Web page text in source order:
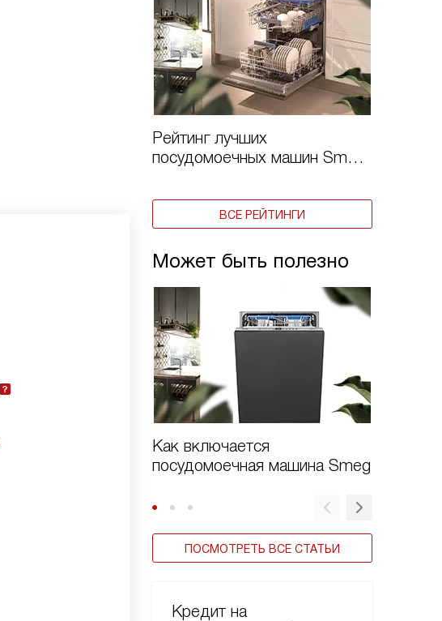
Рейтинг лучших
посудомоечных машин Smeg
ВСЕ РЕЙТИНГИ
Может быть полезно
Как включается
посудомоечная машина Smeg
ПОСМОТРЕТЬ ВСЕ СТАТЬИ
Кредит на